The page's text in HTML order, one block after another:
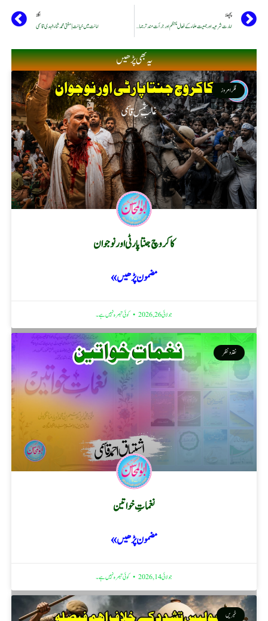
پچھلا
امارت شرعیہ اور جمعیت علماء کے فعال منتظم اور جرأت مند ترجمان : مفتی عثمان غنی ؒ
اگلا
امانت میں خیانت | مفتی محمد ثناء الہدی قاسمی
یہ بھی پڑھیں
فکر امروز
کاکروچ جنتا پارٹی اور نوجوان
مضمون پڑھیں »
جولائی 26, 2026 کوئی تبصرہ نہیں ہے۔
نقد ونظر
نغماتِ خواتین
مضمون پڑھیں »
جولائی 14, 2026 کوئی تبصرہ نہیں ہے۔
خبریں